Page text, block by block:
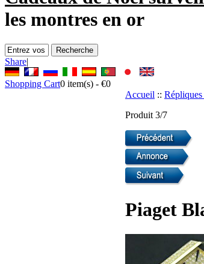
les montres en or
Share|
Shopping Cart0 item(s) - €0
Accueil :: Répliques
Produit 3/7
Piaget